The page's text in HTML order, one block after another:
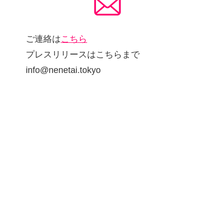
ご連絡はこちら
プレスリリースはこちらまで
info@nenetai.tokyo